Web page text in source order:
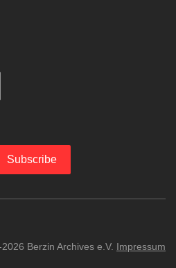
Subscribe
Berzin Archives e.V. Impressum